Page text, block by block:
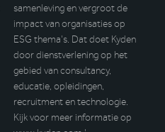
samenleving en vergroot de
impact van organisaties op
ESG thema’s. Dat doet Kyden
door dienstverlening op het
gebied van consultancy,
educatie, opleidingen,
recruitment en technologie.
Kijk voor meer informatie op